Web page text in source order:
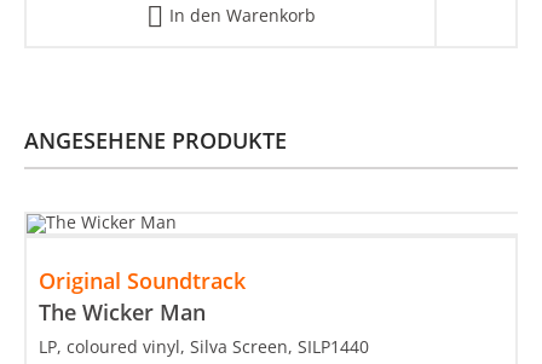
In den Warenkorb
ANGESEHENE PRODUKTE
Original Soundtrack
The Wicker Man
LP, coloured vinyl, Silva Screen, SILP1440